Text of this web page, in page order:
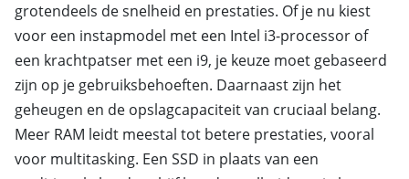
grotendeels de snelheid en prestaties. Of je nu kiest
voor een instapmodel met een Intel i3-processor of
een krachtpatser met een i9, je keuze moet gebaseerd
zijn op je gebruiksbehoeften. Daarnaast zijn het
geheugen en de opslagcapaciteit van cruciaal belang.
Meer RAM leidt meestal tot betere prestaties, vooral
voor multitasking. Een SSD in plaats van een